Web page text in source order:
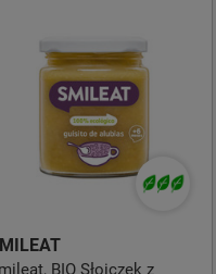
BIO Słoiczek z